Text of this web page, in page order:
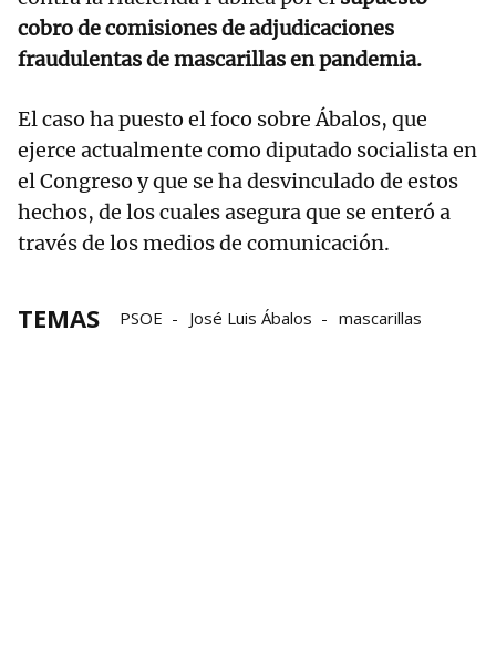
cobro de comisiones de adjudicaciones
fraudulentas de mascarillas en pandemia.
El caso ha puesto el foco sobre Ábalos, que
ejerce actualmente como diputado socialista en
el Congreso y que se ha desvinculado de estos
hechos, de los cuales asegura que se enteró a
través de los medios de comunicación.
TEMAS PSOE José Luis Ábalos mascarillas